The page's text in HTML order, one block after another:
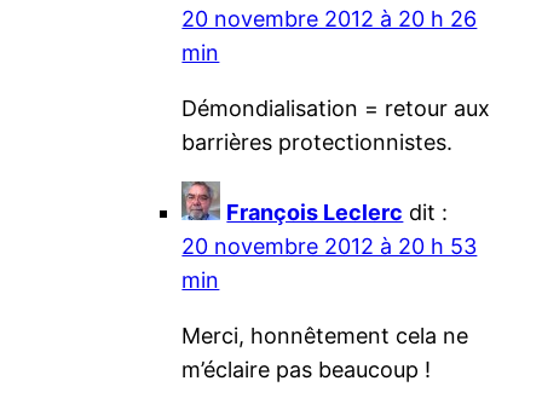
20 novembre 2012 à 20 h 26
min
Démondialisation = retour aux
barrières protectionnistes.
François Leclerc dit :
20 novembre 2012 à 20 h 53
min
Merci, honnêtement cela ne
m’éclaire pas beaucoup !